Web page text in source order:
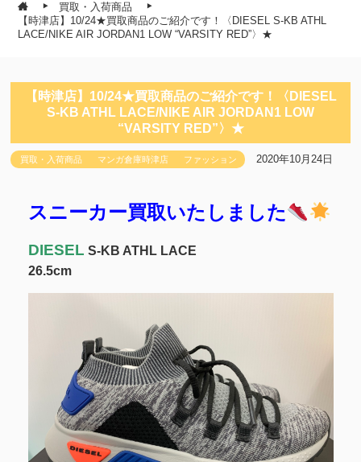
買取・入荷商品
【時津店】10/24★買取商品のご紹介です！〈DIESEL S-KB ATHL
LACE/NIKE AIR JORDAN1 LOW “VARSITY RED”〉★
【時津店】10/24★買取商品のご紹介です！〈DIESEL
S-KB ATHL LACE/NIKE AIR JORDAN1 LOW
“VARSITY RED”〉★
買取・入荷商品 マンガ倉庫時津店 ファッション 2020年10月24日
スニーカー買取いたしました
DIESEL S-KB ATHL LACE
26.5cm